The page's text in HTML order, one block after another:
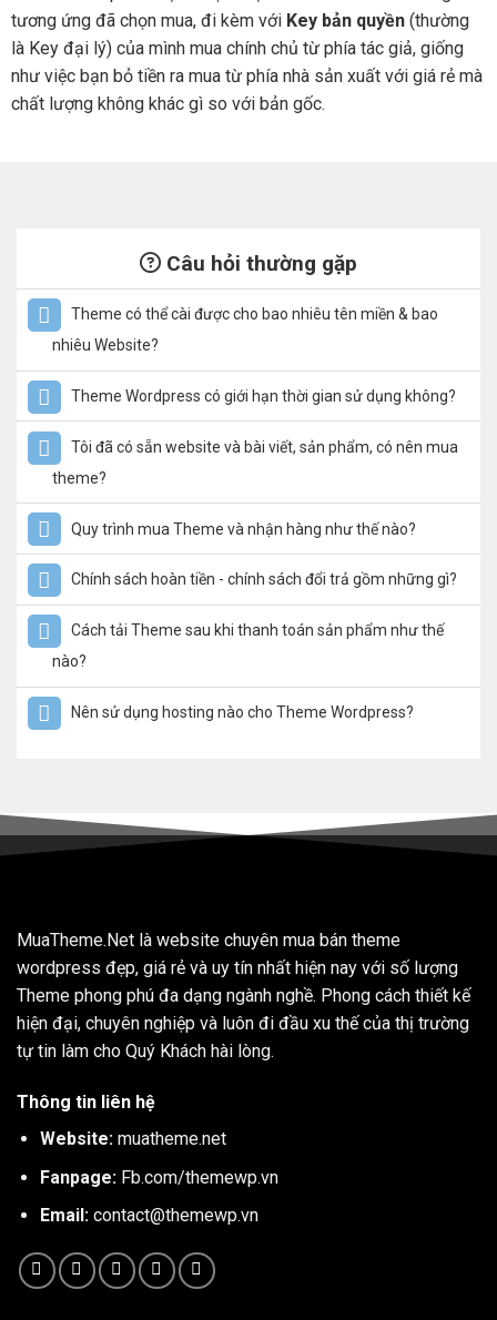
tương ứng đã chọn mua, đi kèm với Key bản quyền (thường
là Key đại lý) của mình mua chính chủ từ phía tác giả, giống
như việc bạn bỏ tiền ra mua từ phía nhà sản xuất với giá rẻ mà
chất lượng không khác gì so với bản gốc.
Câu hỏi thường gặp
Theme có thể cài được cho bao nhiêu tên miền & bao
nhiêu Website?
Theme Wordpress có giới hạn thời gian sử dụng không?
Tôi đã có sẵn website và bài viết, sản phẩm, có nên mua
theme?
Quy trình mua Theme và nhận hàng như thế nào?
Chính sách hoàn tiền - chính sách đổi trả gồm những gì?
Cách tải Theme sau khi thanh toán sản phẩm như thế
nào?
Nên sử dụng hosting nào cho Theme Wordpress?
MuaTheme.Net là website chuyên mua bán theme
wordpress đẹp, giá rẻ và uy tín nhất hiện nay với số lượng
Theme phong phú đa dạng ngành nghề. Phong cách thiết kế
hiện đại, chuyên nghiệp và luôn đi đầu xu thế của thị trường
tự tin làm cho Quý Khách hài lòng.
Thông tin liên hệ
Website: muatheme.net
Fanpage: Fb.com/themewp.vn
Email: contact@themewp.vn